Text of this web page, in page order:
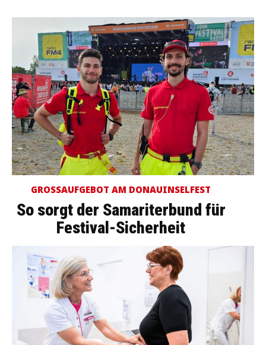
GROSSAUFGEBOT AM DONAUINSELFEST
So sorgt der Samariterbund für
Festival-Sicherheit